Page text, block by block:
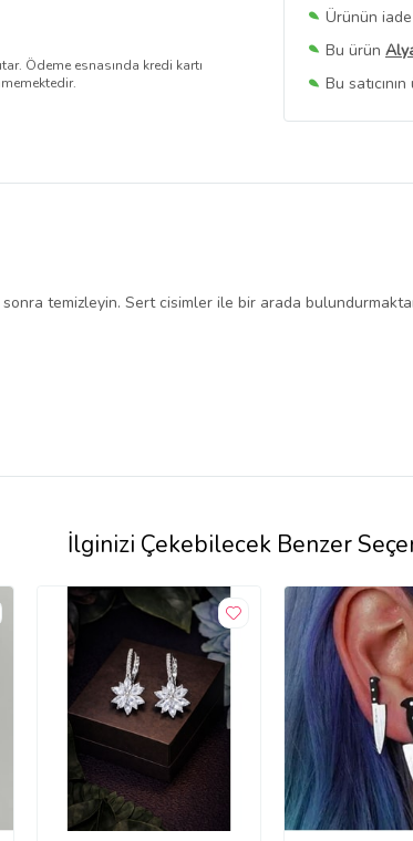
Ürünün
Bu ürün
Bu
Bu Satıcının
Ödeme esnasında kredi kartı
temizleyin. Sert cisimler ile bir arada
İlginizi Çekebilecek Benzer